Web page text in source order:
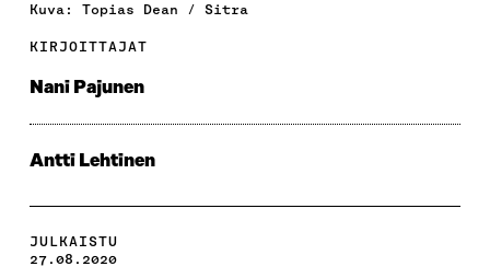
Kuva: Topias Dean / Sitra
KIRJOITTAJAT
Nani Pajunen
Antti Lehtinen
JULKAISTU
27.08.2020